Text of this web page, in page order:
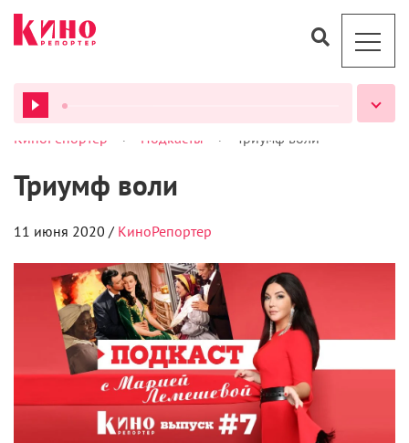
ВСЕ ПОДКАСТЫ
КиноРепортер > Подкасты > Триумф воли
Триумф воли
11 июня 2020 / КиноРепортер